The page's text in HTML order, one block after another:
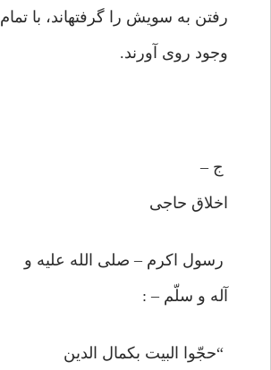
رفتن به سويش را گرفته‏اند، با تمام
وجود روى آورند.
ج –
اخلاق حاجى
رسول اكرم – صلى الله عليه و
آله و سلّم – :
“حجّوا البيت بكمال الدين